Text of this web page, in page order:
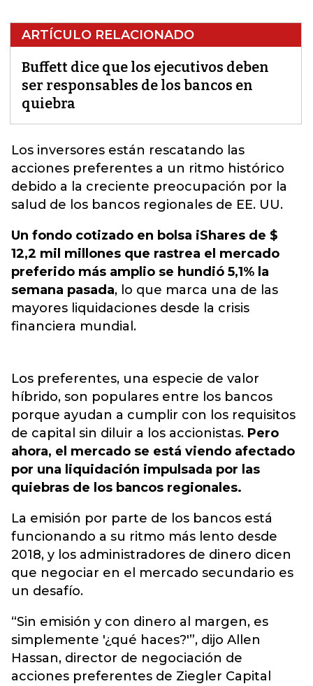
ARTÍCULO RELACIONADO
Buffett dice que los ejecutivos deben
ser responsables de los bancos en
quiebra
Los inversores están rescatando las
acciones preferentes a un ritmo histórico
debido a la creciente preocupación por la
salud de los bancos regionales de EE. UU.
Un fondo cotizado en bolsa iShares de $
12,2 mil millones que rastrea el mercado
preferido más amplio se hundió 5,1% la
semana pasada, lo que marca una de las
mayores liquidaciones desde la crisis
financiera mundial.
Los preferentes, una especie de valor
híbrido, son populares entre los bancos
porque ayudan a cumplir con los requisitos
de capital sin diluir a los accionistas. Pero
ahora, el mercado se está viendo afectado
por una liquidación impulsada por las
quiebras de los bancos regionales.
La emisión por parte de los bancos está
funcionando a su ritmo más lento desde
2018, y los administradores de dinero dicen
que negociar en el mercado secundario es
un desafío.
“Sin emisión y con dinero al margen, es
simplemente '¿qué haces?'”, dijo Allen
Hassan, director de negociación de
acciones preferentes de Ziegler Capital